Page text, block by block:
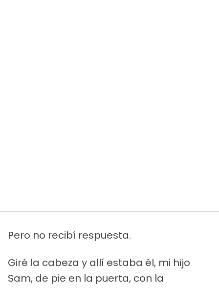
Pero no recibí respuesta.
Giré la cabeza y allí estaba él, mi hijo
Sam, de pie en la puerta, con la